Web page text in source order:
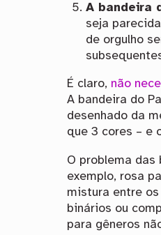
A bandeira
seja
de orgulho
É claro, não
A bandeira do
desenhado da
que 3 cores – e
O problema das
exemplo, rosa
mistura entre
binários ou
para gêneros